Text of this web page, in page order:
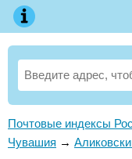
Почтовые индексы
Чувашия →